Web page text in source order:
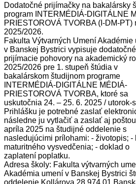
Dodatočné prijímačky na bakalársky
program INTERMÉDIÁ-DIGITÁLNE
PRIESTOROVÁ TVORBA (I-DM-PT)
2025/2026.
Fakulta Výtvarných Umení Akadémie
v Banskej Bystrici vypisuje dodatočné
prijímacie pohovory na akademický
2025/2026 pre 1. stupeň štúdia v
bakalárskom študijnom programe
INTERMÉDIÁ-DIGITÁLNE MÉDIÁ-
PRIESTOROVÁ TVORBA, ktoré sa
uskutočnia 24. – 25. 6. 2025 / utorok-
Prihlášku je potrebné zaslať
následne ju vytlačiť a zaslať aj
apríla 2025 na študijné oddelenie s
nasledujúcimi prílohami: - životopis; -
maturitného vysvedčenia; - doklad o
zaplatení poplatku.
Adresa školy: Fakulta výtvarných
Akadémia umení v Banskej Bystrici
oddelenie Kollárova 28 974 01